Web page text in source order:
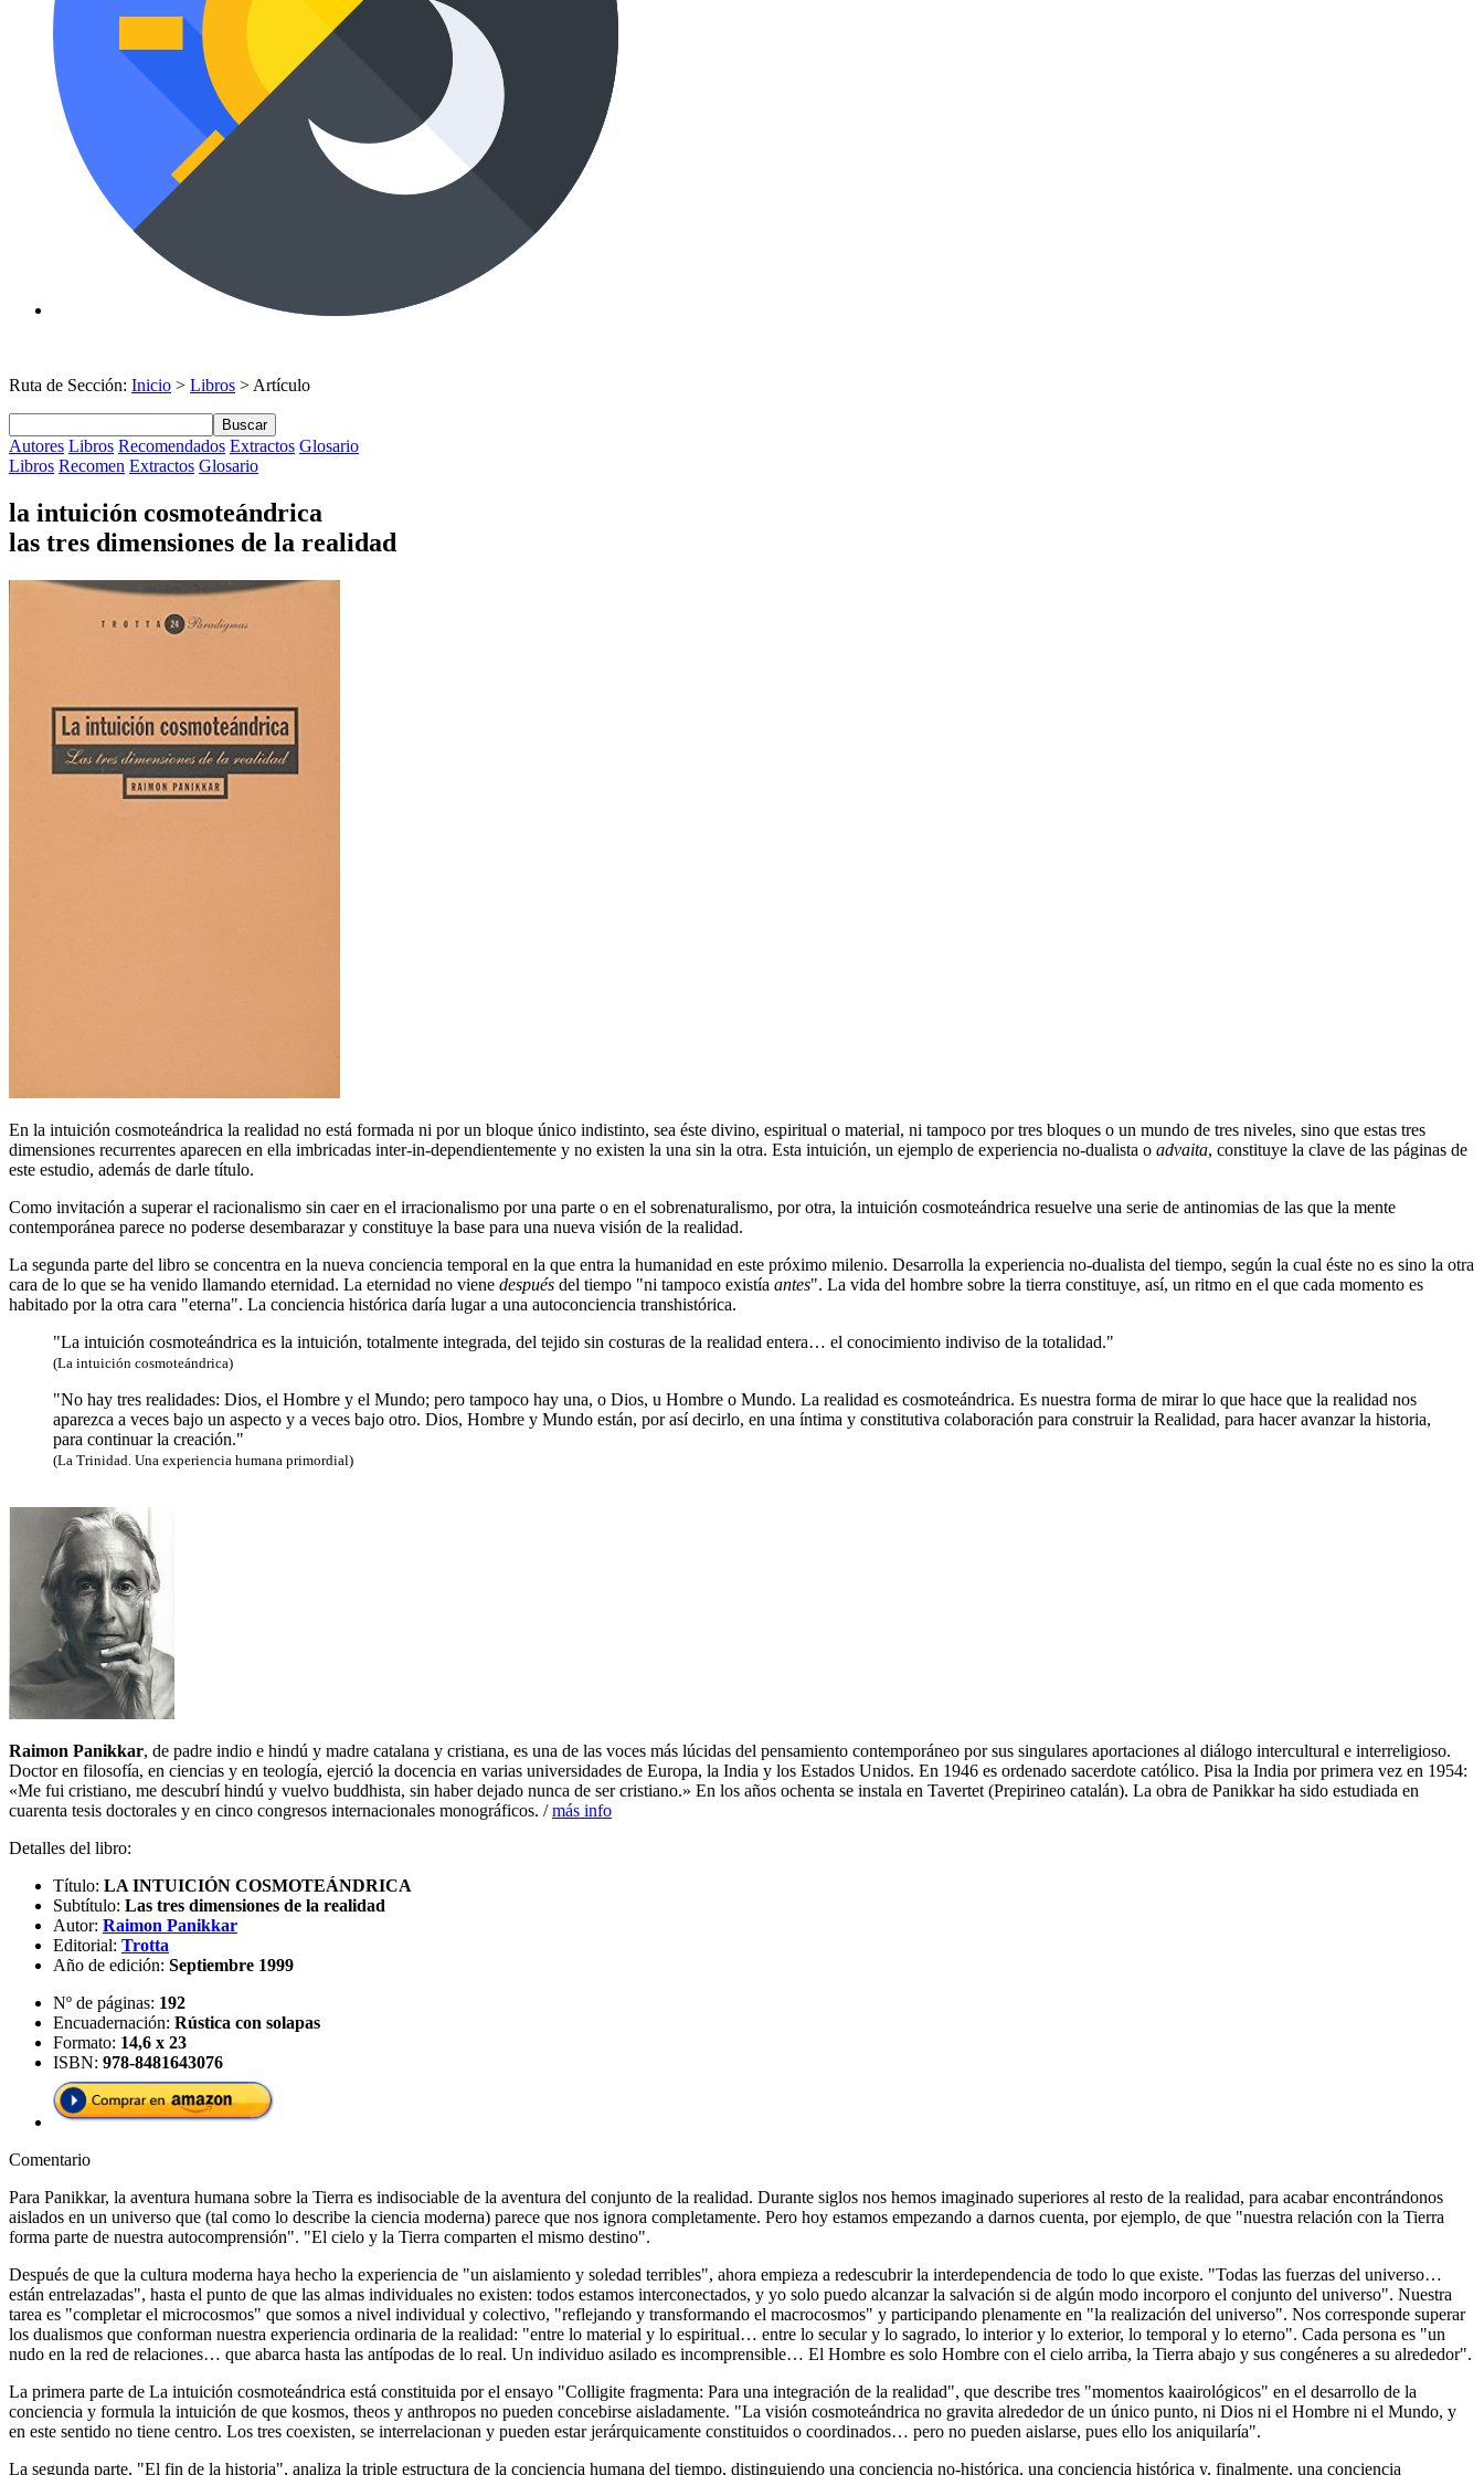
Ruta de Sección: Inicio > Libros > Artículo
Buscar
Autores Libros Recomendados Extractos Glosario
Libros Recomen Extractos Glosario
la intuición cosmoteándrica
las tres dimensiones de la realidad
En la intuición cosmoteándrica la realidad no está formada ni por un bloque único indistinto, sea éste divino, espiritual o material, ni tampoco por tres bloques o un mundo de tres niveles, sino que estas tres
dimensiones recurrentes aparecen en ella imbricadas inter-in-dependientemente y no existen la una sin la otra. Esta intuición, un ejemplo de experiencia no-dualista o advaita, constituye la clave de las páginas de
este estudio, además de darle título.
Como invitación a superar el racionalismo sin caer en el irracionalismo por una parte o en el sobrenaturalismo, por otra, la intuición cosmoteándrica resuelve una serie de antinomias de las que la mente
contemporánea parece no poderse desembarazar y constituye la base para una nueva visión de la realidad.
La segunda parte del libro se concentra en la nueva conciencia temporal en la que entra la humanidad en este próximo milenio. Desarrolla la experiencia no-dualista del tiempo, según la cual éste no es sino la otra
cara de lo que se ha venido llamando eternidad. La eternidad no viene después del tiempo "ni tampoco existía antes". La vida del hombre sobre la tierra constituye, así, un ritmo en el que cada momento es
habitado por la otra cara "eterna". La conciencia histórica daría lugar a una autoconciencia transhistórica.
"La intuición cosmoteándrica es la intuición, totalmente integrada, del tejido sin costuras de la realidad entera… el conocimiento indiviso de la totalidad."
(La intuición cosmoteándrica)
"No hay tres realidades: Dios, el Hombre y el Mundo; pero tampoco hay una, o Dios, u Hombre o Mundo. La realidad es cosmoteándrica. Es nuestra forma de mirar lo que hace que la realidad nos
aparezca a veces bajo un aspecto y a veces bajo otro. Dios, Hombre y Mundo están, por así decirlo, en una íntima y constitutiva colaboración para construir la Realidad, para hacer avanzar la historia,
para continuar la creación."
(La Trinidad. Una experiencia humana primordial)
Raimon Panikkar, de padre indio e hindú y madre catalana y cristiana, es una de las voces más lúcidas del pensamiento contemporáneo por sus singulares aportaciones al diálogo intercultural e interreligioso.
Doctor en filosofía, en ciencias y en teología, ejerció la docencia en varias universidades de Europa, la India y los Estados Unidos. En 1946 es ordenado sacerdote católico. Pisa la India por primera vez en 1954:
«Me fui cristiano, me descubrí hindú y vuelvo buddhista, sin haber dejado nunca de ser cristiano.» En los años ochenta se instala en Tavertet (Prepirineo catalán). La obra de Panikkar ha sido estudiada en
cuarenta tesis doctorales y en cinco congresos internacionales monográficos. /más info
Detalles del libro:
Título: LA INTUICIÓN COSMOTEÁNDRICA
Subtítulo: Las tres dimensiones de la realidad
Autor: Raimon Panikkar
Editorial: Trotta
Año de edición: Septiembre 1999
Nº de páginas: 192
Encuadernación: Rústica con solapas
Formato: 14,6 x 23
ISBN: 978-8481643076
Comentario
Para Panikkar, la aventura humana sobre la Tierra es indisociable de la aventura del conjunto de la realidad. Durante siglos nos hemos imaginado superiores al resto de la realidad, para acabar encontrándonos
aislados en un universo que (tal como lo describe la ciencia moderna) parece que nos ignora completamente. Pero hoy estamos empezando a darnos cuenta, por ejemplo, de que "nuestra relación con la Tierra
forma parte de nuestra autocomprensión". "El cielo y la Tierra comparten el mismo destino".
Después de que la cultura moderna haya hecho la experiencia de "un aislamiento y soledad terribles", ahora empieza a redescubrir la interdependencia de todo lo que existe. "Todas las fuerzas del universo…
están entrelazadas", hasta el punto de que las almas individuales no existen: todos estamos interconectados, y yo solo puedo alcanzar la salvación si de algún modo incorporo el conjunto del universo". Nuestra
tarea es "completar el microcosmos" que somos a nivel individual y colectivo, "reflejando y transformando el macrocosmos" y participando plenamente en "la realización del universo". Nos corresponde superar
los dualismos que conforman nuestra experiencia ordinaria de la realidad: "entre lo material y lo espiritual… entre lo secular y lo sagrado, lo interior y lo exterior, lo temporal y lo eterno". Cada persona es "un
nudo en la red de relaciones… que abarca hasta las antípodas de lo real. Un individuo asilado es incomprensible… El Hombre es solo Hombre con el cielo arriba, la Tierra abajo y sus congéneres a su alrededor".
La primera parte de La intuición cosmoteándrica está constituida por el ensayo "Colligite fragmenta: Para una integración de la realidad", que describe tres "momentos kaairológicos" en el desarrollo de la
conciencia y formula la intuición de que kosmos, theos y anthropos no pueden concebirse aisladamente. "La visión cosmoteándrica no gravita alrededor de un único punto, ni Dios ni el Hombre ni el Mundo, y
en este sentido no tiene centro. Los tres coexisten, se interrelacionan y pueden estar jerárquicamente constituidos o coordinados… pero no pueden aislarse, pues ello los aniquilaría".
La segunda parte, "El fin de la historia", analiza la triple estructura de la conciencia humana del tiempo, distinguiendo una conciencia no-histórica, una conciencia histórica y, finalmente, una conciencia